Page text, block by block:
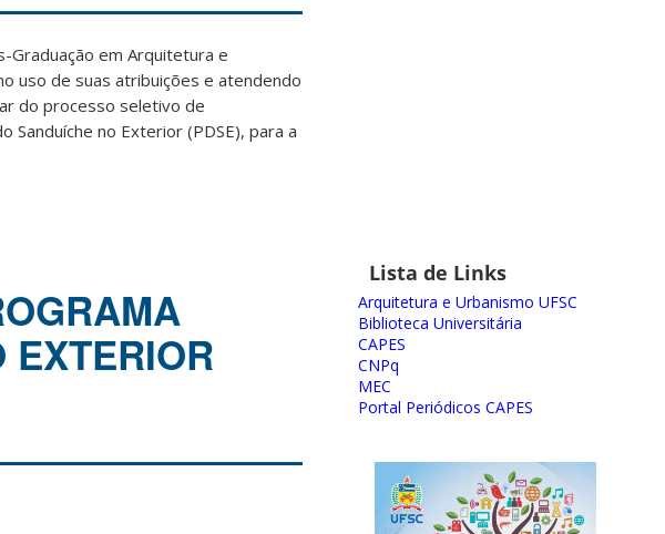
Graduação em Arquitetura e
uso de suas atribuições e atendendo
do processo seletivo de
no Exterior (PDSE), para a
EXTERIOR
Lista de Links
Arquitetura e Urbanismo UFSC
Biblioteca Universitária
CAPES
CNPq
MEC
Portal Periódicos CAPES